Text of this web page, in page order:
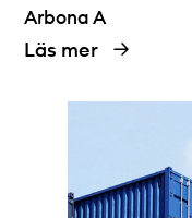
Arbona A
Läs mer